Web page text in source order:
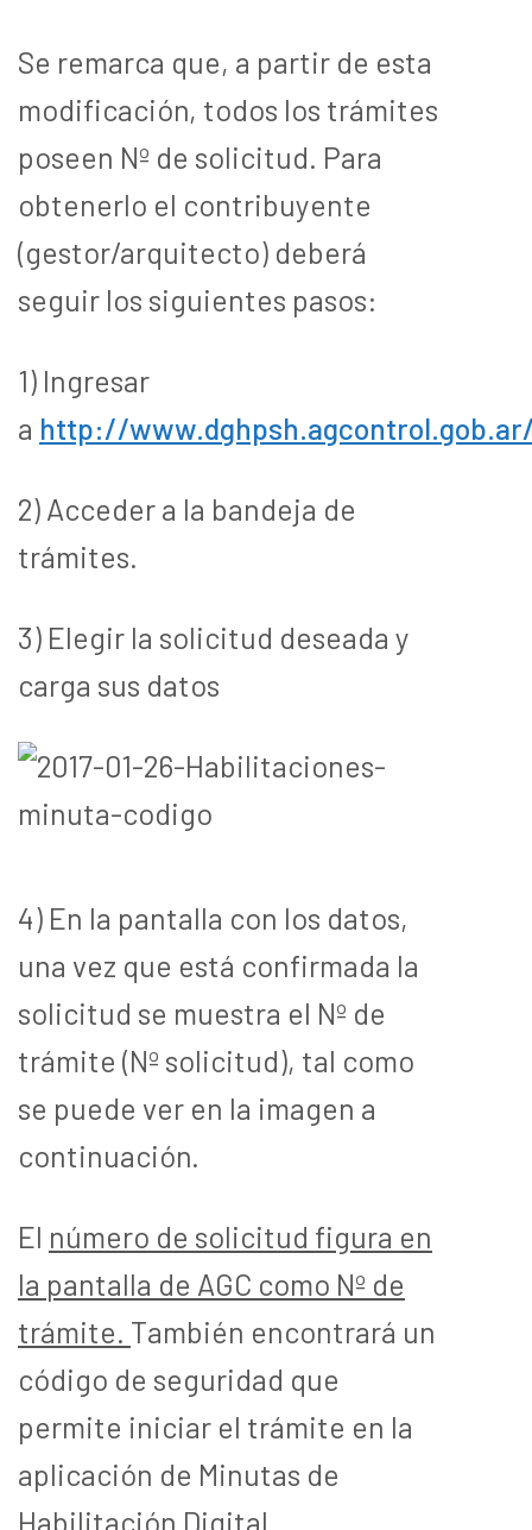
Se remarca que, a partir de esta
modificación, todos los trámites
poseen Nº de solicitud. Para
obtenerlo el contribuyente
(gestor/arquitecto) deberá
seguir los siguientes pasos:
1) Ingresar
a http://
2) Acceder a la bandeja de
trámites.
3) Elegir la solicitud deseada y
carga sus datos
4) En la pantalla con los datos,
una vez que está confirmada la
solicitud se muestra el Nº de
trámite (Nº solicitud), tal como
se puede ver en la imagen a
continuación.
El número de solicitud figura en
la pantalla de AGC como Nº de
trámite. También encontrará un
código de seguridad que
permite iniciar el trámite en la
aplicación de Minutas de
Habilitación Digital